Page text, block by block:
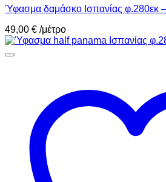
Ύφασμα δαμάσκο Ισπανίας φ.280εκ
49,00 € /μέτρο